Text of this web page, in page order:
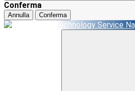
Conferma
Annulla Conferma